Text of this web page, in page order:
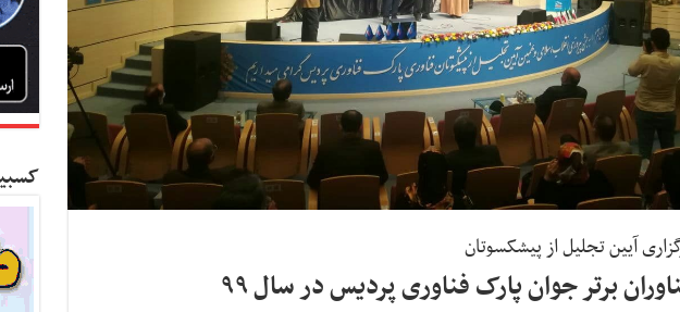
آیین تجلیل از پیشکسوتان
برتر جوان پارک فناوری پردیس در سال ۹۹